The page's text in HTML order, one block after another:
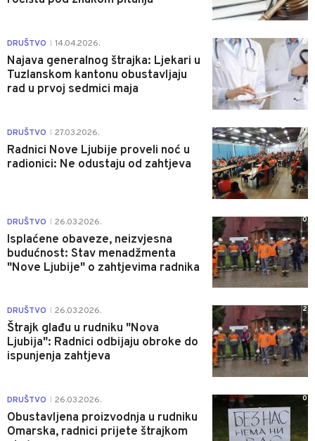
DRUŠTVO 14.04.2026.
Najava generalnog štrajka: Ljekari u
Tuzlanskom kantonu obustavljaju
rad u prvoj sedmici maja
0
DRUŠTVO 27.03.2026.
Radnici Nove Ljubije proveli noć u
radionici: Ne odustaju od zahtjeva
0
DRUŠTVO 26.03.2026.
Isplaćene obaveze, neizvjesna
budućnost: Stav menadžmenta
"Nove Ljubije" o zahtjevima radnika
0
DRUŠTVO 26.03.2026.
Štrajk glađu u rudniku "Nova
Ljubija": Radnici odbijaju obroke do
ispunjenja zahtjeva
2
DRUŠTVO 26.03.2026.
Obustavljena proizvodnja u rudniku
Omarska, radnici prijete štrajkom
0